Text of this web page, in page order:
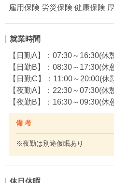
雇用保険 労災保険 健康保険
就業時間
【日勤A】：07:30～16:30(休
【日勤B】：08:30～17:30(休
【日勤C】：11:00～20:00(休
【夜勤A】：22:30～07:30(休
【夜勤B】：16:30～09:30(休
備 考
※夜勤は別途仮眠あり